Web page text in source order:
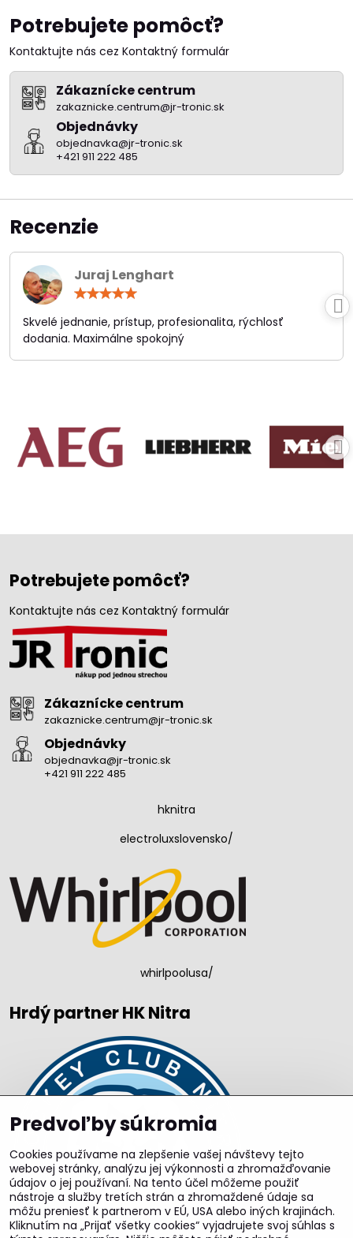
Potrebujete pomôcť?
Kontaktujte nás cez Kontaktný formulár
Zákaznícke centrum
zakaznicke.centrum@jr-tronic.sk
Objednávky
objednavka@jr-tronic.sk
+421 911 222 485
Recenzie
Juraj Lenghart
/
5
Skvelé jednanie, prístup, profesionalita, rýchlosť
dodania. Maximálne spokojný
Potrebujete pomôcť?
Kontaktujte nás cez Kontaktný formulár
Zákaznícke centrum
zakaznicke.centrum@jr-tronic.sk
Objednávky
objednavka@jr-tronic.sk
+421 911 222 485
hknitra
electroluxslovensko/
whirlpoolusa/
Hrdý partner HK Nitra
Predvoľby súkromia
Cookies používame na zlepšenie vašej návštevy tejto
webovej stránky, analýzu jej výkonnosti a zhromažďovanie
údajov o jej používaní. Na tento účel môžeme použiť
nástroje a služby tretích strán a zhromaždené údaje sa
môžu preniesť k partnerom v EÚ, USA alebo iných krajinách.
Kliknutím na „Prijať všetky cookies“ vyjadrujete svoj súhlas s